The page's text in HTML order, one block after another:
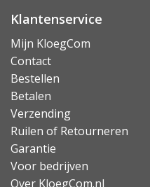
Klantenservice
Mijn KloegCom
Contact
Bestellen
Betalen
Verzending
Ruilen of Retourneren
Garantie
Voor bedrijven
Over KloegCom.nl